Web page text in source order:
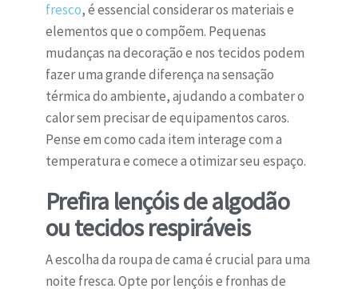
fresco, é essencial considerar os materiais e
elementos que o compõem. Pequenas
mudanças na decoração e nos tecidos podem
fazer uma grande diferença na sensação
térmica do ambiente, ajudando a combater o
calor sem precisar de equipamentos caros.
Pense em como cada item interage com a
temperatura e comece a otimizar seu espaço.
Prefira lençóis de algodão
ou tecidos respiráveis
A escolha da roupa de cama é crucial para uma
noite fresca. Opte por lençóis e fronhas de